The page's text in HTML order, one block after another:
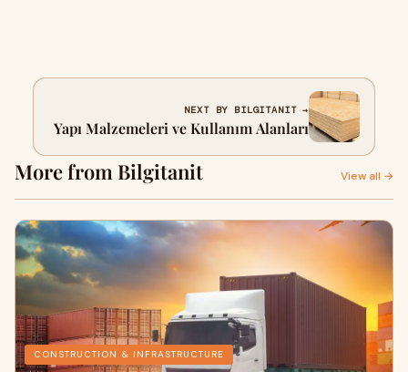
NEXT BY BILGITANIT →
Yapı Malzemeleri ve Kullanım Alanları
More from Bilgitanit View all →
CONSTRUCTION & INFRASTRUCTURE